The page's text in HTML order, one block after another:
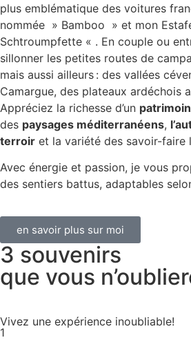
plus emblématique des voitures
nommée » Bamboo » et mon
Schtroumpfette « . En couple ou
sillonner les petites routes de
mais aussi ailleurs : des vallées
Camargue, des plateaux ardéchois
Appréciez la richesse d’un
des paysages méditerranéens,
terroir et la variété des savoir-faire
Avec énergie et passion, je vous
des sentiers battus, adaptables
en savoir plus sur moi
3 souvenirs
que vous
Vivez une expérience inoubliable!
1